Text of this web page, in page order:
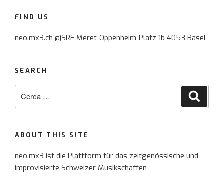
FIND US
neo.mx3.ch @SRF Meret-Oppenheim-Platz 1b 4053 Basel
SEARCH
ABOUT THIS SITE
neo.mx3 ist die Plattform für das zeitgenössische und
improvisierte Schweizer Musikschaffen